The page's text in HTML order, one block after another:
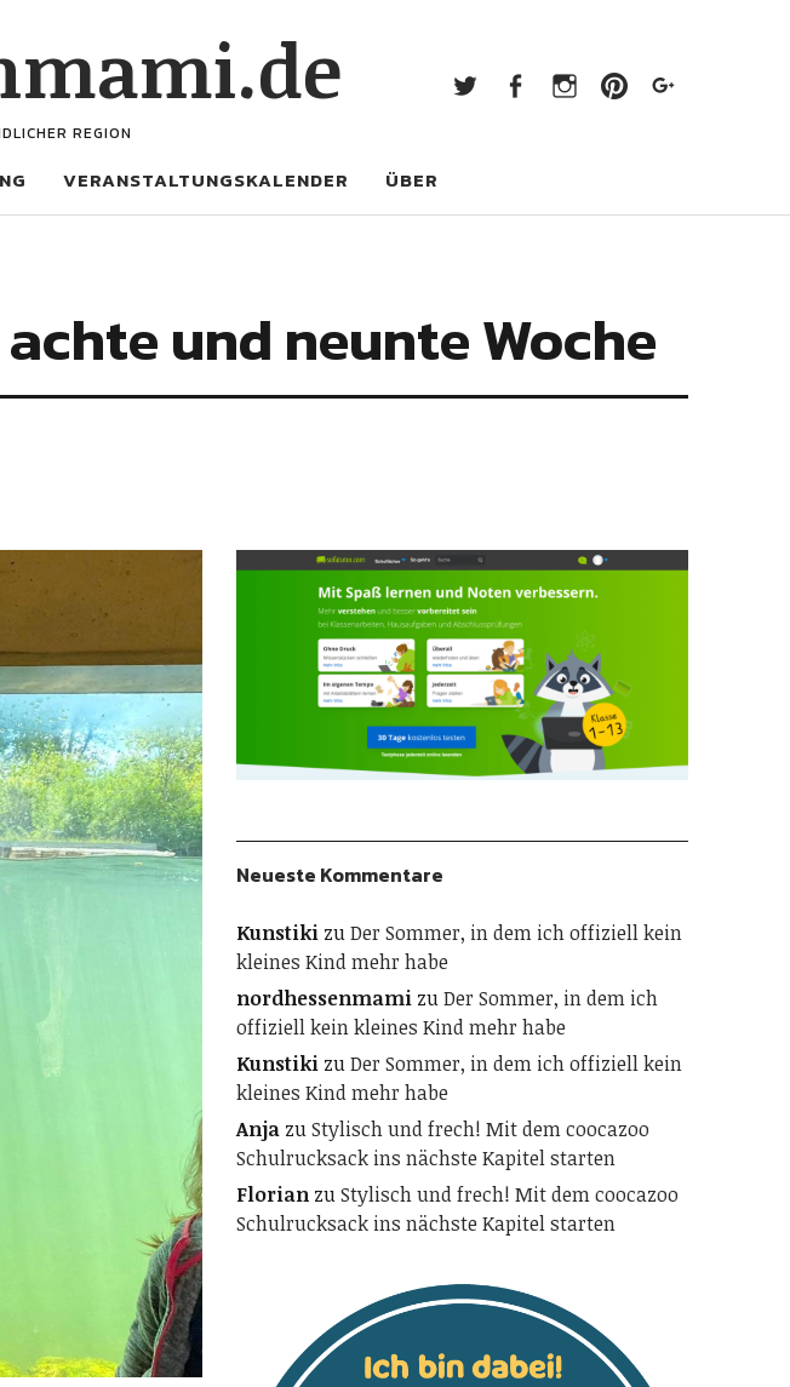
REGION
VERANSTALTUNGSKALENDER ÜBER
und neunte Woche
Neueste Kommentare
KunstikizuDer Sommer, in dem ich offiziell kein
kleines Kind mehr habe
nordhessenmamizuDer Sommer, in dem ich
offiziell kein kleines Kind mehr habe
KunstikizuDer Sommer, in dem ich offiziell kein
kleines Kind mehr habe
AnjazuStylisch und frech! Mit dem coocazoo
Schulrucksack ins nächste Kapitel starten
FlorianzuStylisch und frech! Mit dem coocazoo
Schulrucksack ins nächste Kapitel starten